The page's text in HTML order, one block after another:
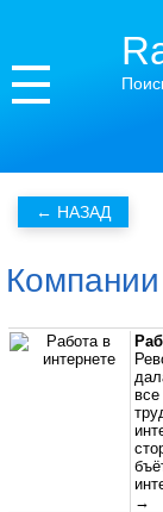
Компании
→